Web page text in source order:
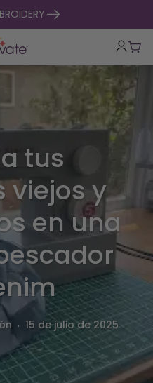
tus
viejos y
en una
. 15 de julio de 2025